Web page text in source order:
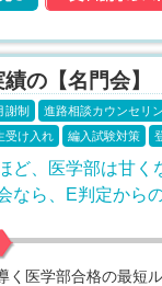
の【名門会】
謝制 進路相談カウンセリ
受け入れ 編入試験対策
ど、医学部は甘
なら、E判定から
く医学部合格の最短ル